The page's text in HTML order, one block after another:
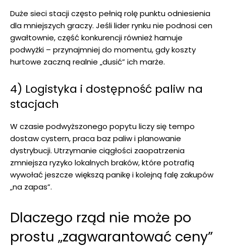
Duże sieci stacji często pełnią rolę punktu odniesienia
dla mniejszych graczy. Jeśli lider rynku nie podnosi cen
gwałtownie, część konkurencji również hamuje
podwyżki – przynajmniej do momentu, gdy koszty
hurtowe zaczną realnie „dusić” ich marże.
4) Logistyka i dostępność paliw na
stacjach
W czasie podwyższonego popytu liczy się tempo
dostaw cystern, praca baz paliw i planowanie
dystrybucji. Utrzymanie ciągłości zaopatrzenia
zmniejsza ryzyko lokalnych braków, które potrafią
wywołać jeszcze większą panikę i kolejną falę zakupów
„na zapas”.
Dlaczego rząd nie może po
prostu „zagwarantować ceny”